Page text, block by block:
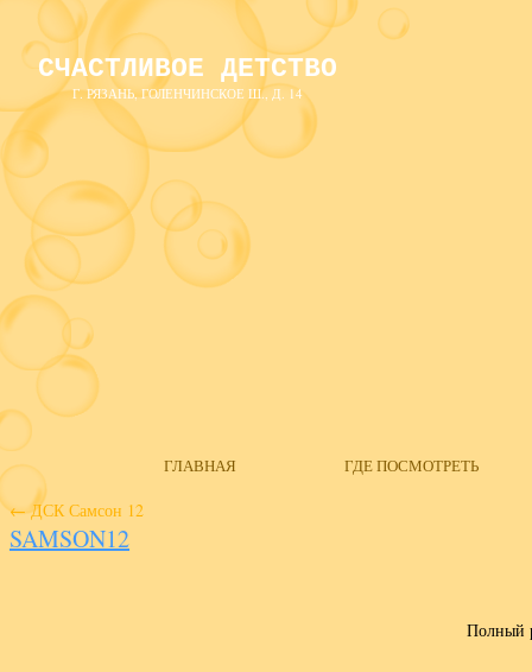
СЧАСТЛИВОЕ ДЕТСТВО
Г. РЯЗАНЬ, ГОЛЕНЧИНСКОЕ Ш., Д. 14
ГЛАВНАЯ ГДЕ ПОСМОТРЕТЬ
←ДСК Самсон 12
SAMSON12
Полный